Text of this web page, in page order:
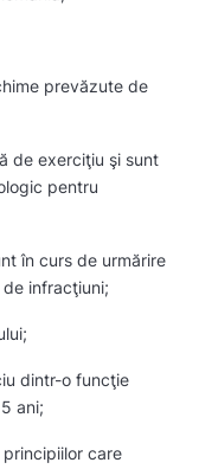
prevăzute de
de exerciţiu şi sunt
pentru
în curs de urmărire
infracţiuni;
dintr-o funcţie
ani;
care